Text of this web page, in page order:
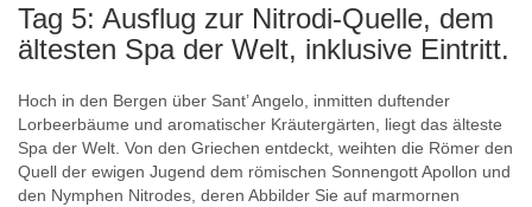
Tag 5: Ausflug zur Nitrodi-Quelle, dem
ältesten Spa der Welt, inklusive Eintritt.
Hoch in den Bergen über Sant’ Angelo, inmitten duftender
Lorbeerbäume und aromatischer Kräutergärten, liegt das älteste
Spa der Welt. Von den Griechen entdeckt, weihten die Römer den
Quell der ewigen Jugend dem römischen Sonnengott Apollon und
den Nymphen Nitrodes, deren Abbilder Sie auf marmornen